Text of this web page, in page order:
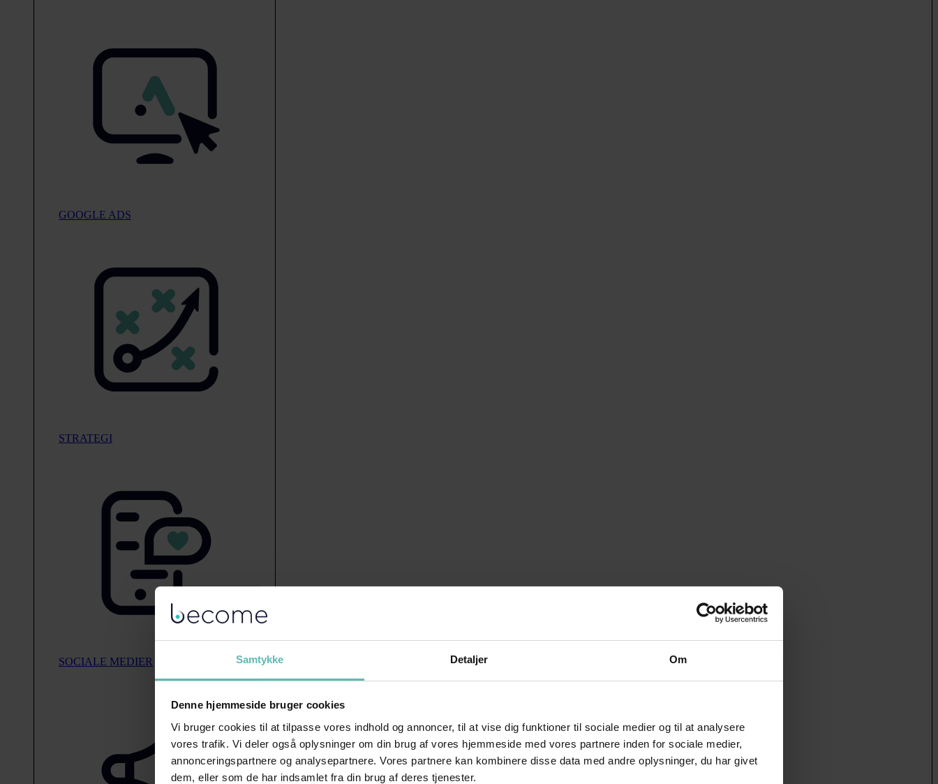
Samtykke Detaljer Om
Denne hjemmeside bruger cookies
Vi bruger cookies til at tilpasse vores indhold og annoncer, til at vise dig funktioner til sociale medier og til at analysere
vores trafik. Vi deler også oplysninger om din brug af vores hjemmeside med vores partnere inden for sociale medier,
annonceringspartnere og analysepartnere. Vores partnere kan kombinere disse data med andre oplysninger, du har givet
dem, eller som de har indsamlet fra din brug af deres tjenester.
GOOGLE ADS
STRATEGI
SOCIALE MEDIER